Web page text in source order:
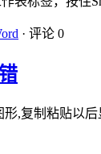
· 评论 0
,复制粘贴以